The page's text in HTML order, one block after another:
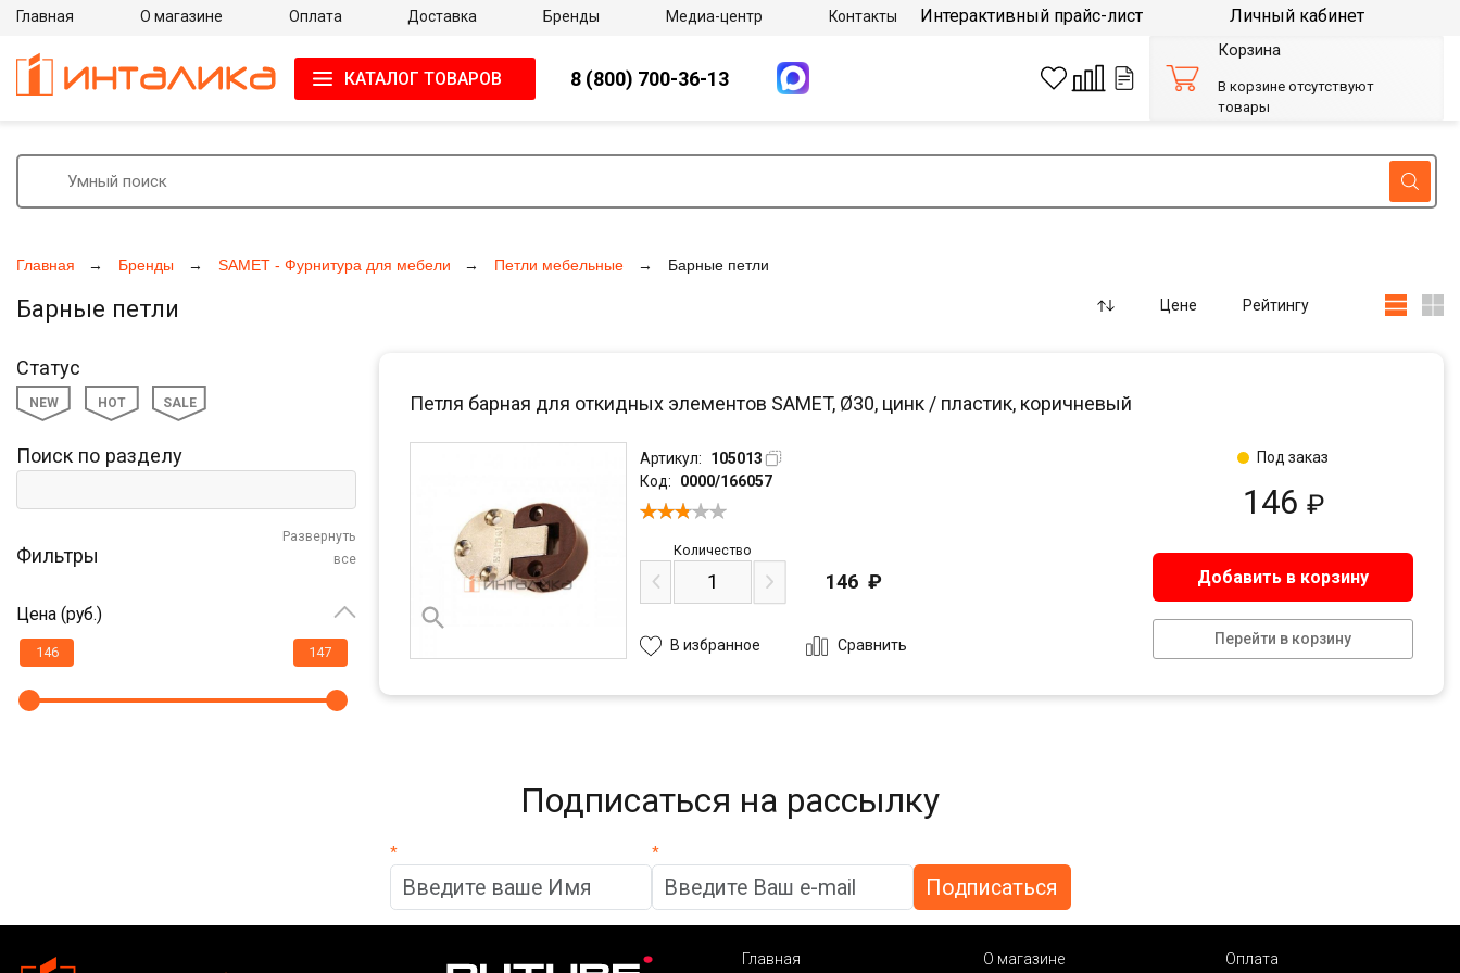
Главная Бренды SAMET - Фурнитура для мебели Петли мебельные Барные петли
Барные петли Цене Рейтингу
Статус
NEW HOT SALE
Поиск по разделу
Фильтры
Развернуть
все
Цена (руб.)
Петля барная для откидных элементов SAMET, Ø30, цинк / пластик, коричневый
Артикул:
105013
Код:
0000/166057
146 ₽
Количество
146 ₽ Добавить в корзину
Перейти в корзину
В избранное Сравнить
Под заказ
Главная О магазине Оплата Доставка Бренды Медиа-центр Контакты Интерактивный прайс-лист Личный кабинет
КАТАЛОГ ТОВАРОВ 8 (800) 700-36-13
Корзина
В корзине отсутствуют
товары
Подписаться на рассылку
* *
Главная О магазине
Оплата